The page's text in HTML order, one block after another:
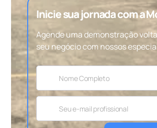
Inicie sua jornada com a
Agende uma demonstração
seu negócio com nossos